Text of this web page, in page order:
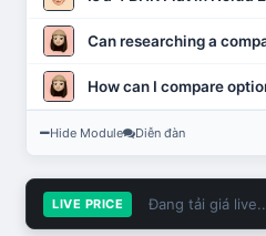
Can researching a
How can I compare
Hide Module Diễn đàn
LIVE PRICE Đang tải giá